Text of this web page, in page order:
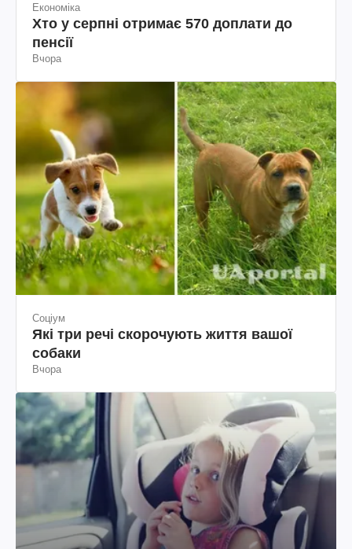
Економіка
Хто у серпні отримає 570 доплати до
пенсії
Вчора
Соціум
Які три речі скорочують життя вашої
собаки
Вчора